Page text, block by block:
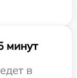
минут
в